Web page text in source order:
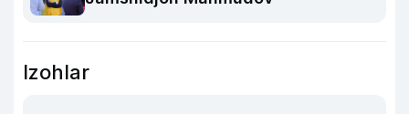
Izohlar